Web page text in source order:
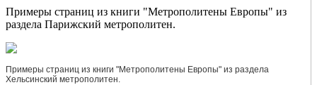
Примеры страниц из книги "Метрополитены Европы" из
раздела Парижский метрополитен.
Примеры страниц из книги "Метрополитены Европы" из раздела
Хельсинский метрополитен.